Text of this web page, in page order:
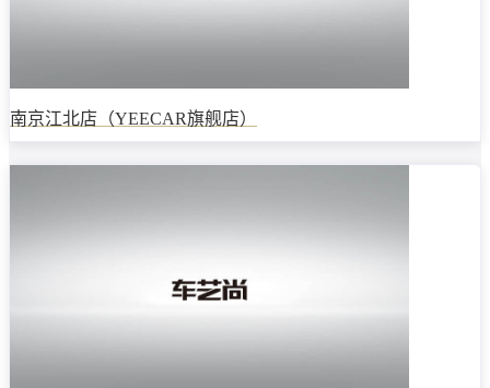
南京江北店（YEECAR旗舰店）